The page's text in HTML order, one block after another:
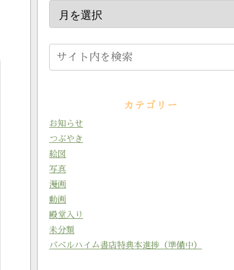
カテゴリー
お知らせ
つぶやき
絵図
写真
漫画
動画
殿堂入り
未分類
バベルハイム書店特典本進捗（準備中）